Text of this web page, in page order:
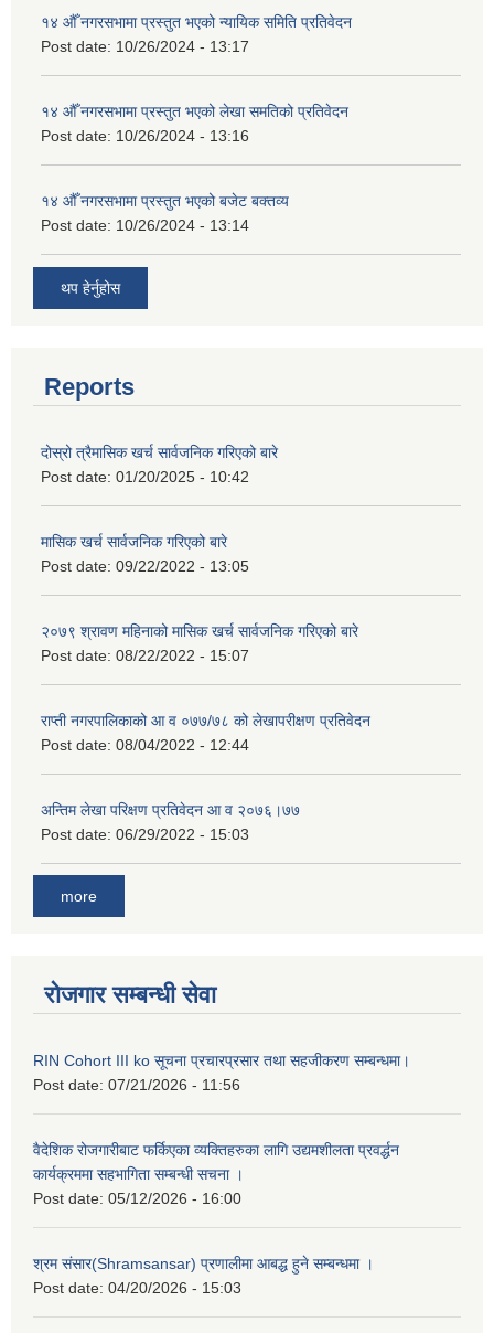
१४ औँ नगरसभामा प्रस्तुत भएको न्यायिक समिति प्रतिवेदन
Post date: 10/26/2024 - 13:17
१४ औँ नगरसभामा प्रस्तुत भएको लेखा समतिको प्रतिवेदन
Post date: 10/26/2024 - 13:16
१४ औँ नगरसभामा प्रस्तुत भएको बजेट बक्तव्य
Post date: 10/26/2024 - 13:14
थप हेर्नुहोस
Reports
दोस्रो त्रैमासिक खर्च सार्वजनिक गरिएको बारे
Post date: 01/20/2025 - 10:42
मासिक खर्च सार्वजनिक गरिएको बारे
Post date: 09/22/2022 - 13:05
२०७९ श्रावण महिनाको मासिक खर्च सार्वजनिक गरिएको बारे
Post date: 08/22/2022 - 15:07
राप्ती नगरपालिकाको आ व ०७७/७८ को लेखापरीक्षण प्रतिवेदन
Post date: 08/04/2022 - 12:44
अन्तिम लेखा परिक्षण प्रतिवेदन आ व २०७६।७७
Post date: 06/29/2022 - 15:03
more
रोजगार सम्बन्धी सेवा
RIN Cohort III ko सूचना प्रचारप्रसार तथा सहजीकरण सम्बन्धमा।
Post date: 07/21/2026 - 11:56
वैदेशिक रोजगारीबाट फर्किएका व्यक्तिहरुका लागि उद्यमशीलता प्रवर्द्धन
कार्यक्रममा सहभागिता सम्बन्धी सचना ।
Post date: 05/12/2026 - 16:00
श्रम संसार(Shramsansar) प्रणालीमा आबद्ध हुने सम्बन्धमा ।
Post date: 04/20/2026 - 15:03